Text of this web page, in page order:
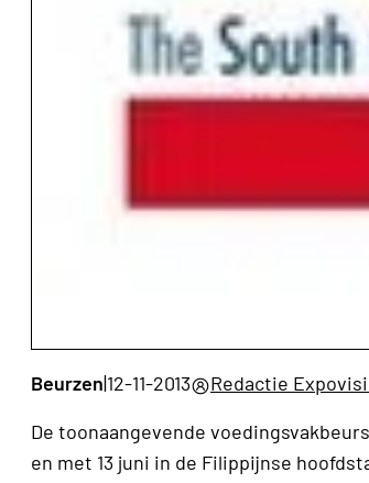
Beurzen|12-11-2013 Redactie
De toonaangevende
en met 13 juni in de Filippijnse